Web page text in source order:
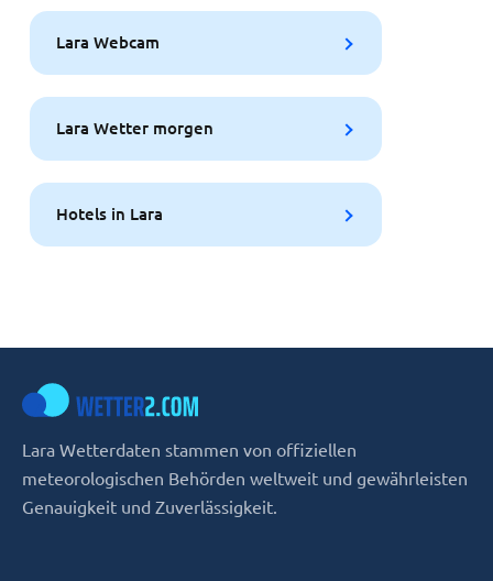
Lara Webcam
Lara Wetter morgen
Hotels in Lara
Lara Wetterdaten stammen von offiziellen
meteorologischen Behörden weltweit und gewährleisten
Genauigkeit und Zuverlässigkeit.